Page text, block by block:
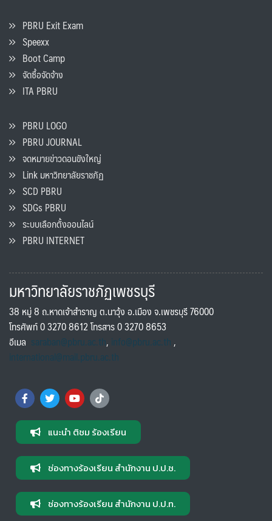
PBRU Exit Exam
Speexx
Boot Camp
จัดซื้อจัดจ้าง
ITA PBRU
PBRU LOGO
PBRU JOURNAL
จดหมายข่าวดอนขังใหญ่
Link มหาวิทยาลัยราชภัฏ
SCD PBRU
SDGs PBRU
ระบบเลือกตั้งออนไลน์
PBRU INTERNET
มหาวิทยาลัยราชภัฏเพชรบุรี
38 หมู่ 8 ถ.หาดเจ้าสำราญ ต.นาวุ้ง อ.เมือง จ.เพชรบุรี 76000
โทรศัพท์ 0 3270 8612 โทรสาร 0 3270 8653
อีเมล saraban@pbru.ac.th, info@pbru.ac.th,
international@mail.pbru.ac.th
แนะนำ ติชม ร้องเรียน
ช่องทางร้องเรียน สำนักงาน ป.ป.ช.
ช่องทางร้องเรียน สำนักงาน ป.ป.ท.